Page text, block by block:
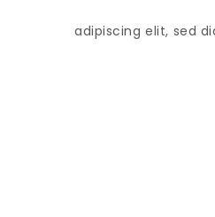
adipiscing elit, sed